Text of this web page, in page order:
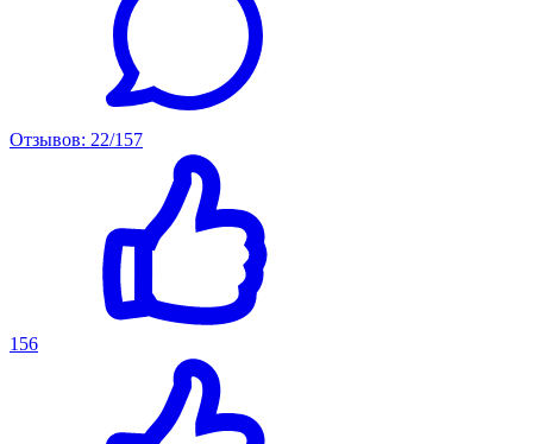
Отзывов: 22/157
156